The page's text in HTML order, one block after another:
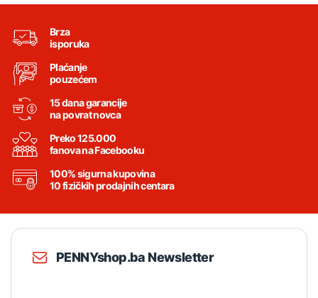
Brza
isporuka
Plaćanje
pouzećem
15 dana garancije
na povrat novca
Preko 125.000
fanova na Facebooku
100% sigurna kupovina
10 fizičkih prodajnih centara
PENNYshop.ba Newsletter